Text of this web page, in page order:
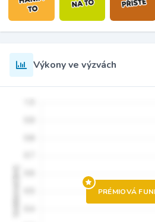
Výkony ve výzvách
PRÉMIOVÁ